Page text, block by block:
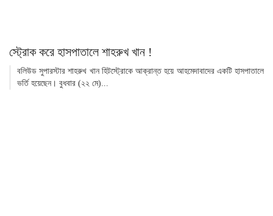
স্ট্রোক করে হাসপাতালে শাহরুখ খান !
বলিউড সুপারস্টার শাহরুখ খান হিটস্ট্রোকে আক্রান্ত হয়ে আহমেদাবাদের একটি হাসপাতালে
ভর্তি হয়েছেন। বুধবার (২২ মে)...